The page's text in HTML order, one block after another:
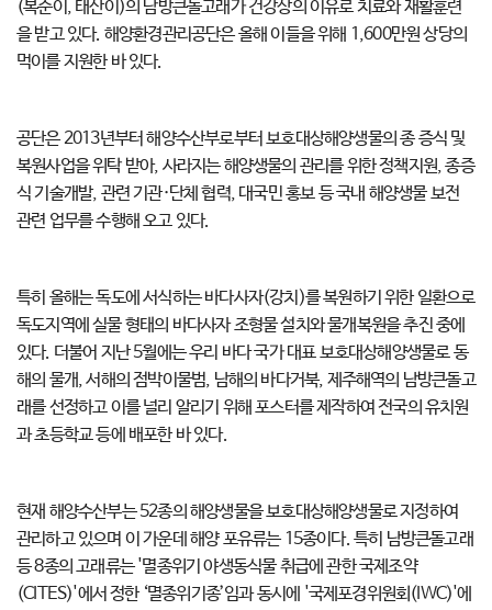
(복순이, 태산이)의 남방큰돌고래가 건강상의 이유로 치료와 재활훈련
을 받고 있다. 해양환경관리공단은 올해 이들을 위해 1,600만원 상당의
먹이를 지원한 바 있다.
공단은 2013년부터 해양수산부로부터 보호대상해양생물의 종 증식 및
복원사업을 위탁 받아, 사라지는 해양생물의 관리를 위한 정책지원, 종증
식 기술개발, 관련 기관·단체 협력, 대국민 홍보 등 국내 해양생물 보전
관련 업무를 수행해 오고 있다.
특히 올해는 독도에 서식하는 바다사자(강치)를 복원하기 위한 일환으로
독도지역에 실물 형태의 바다사자 조형물 설치와 물개복원을 추진 중에
있다. 더불어 지난 5월에는 우리 바다 국가 대표 보호대상해양생물로 동
해의 물개, 서해의 점박이물범, 남해의 바다거북, 제주해역의 남방큰돌고
래를 선정하고 이를 널리 알리기 위해 포스터를 제작하여 전국의 유치원
과 초등학교 등에 배포한 바 있다.
현재 해양수산부는 52종의 해양생물을 보호대상해양생물로 지정하여
관리하고 있으며 이 가운데 해양 포유류는 15종이다. 특히 남방큰돌고래
등 8종의 고래류는 '멸종위기 야생동식물 취급에 관한 국제조약
(CITES)'에서 정한 ‘멸종위기종’임과 동시에 '국제포경위원회(IWC)'에